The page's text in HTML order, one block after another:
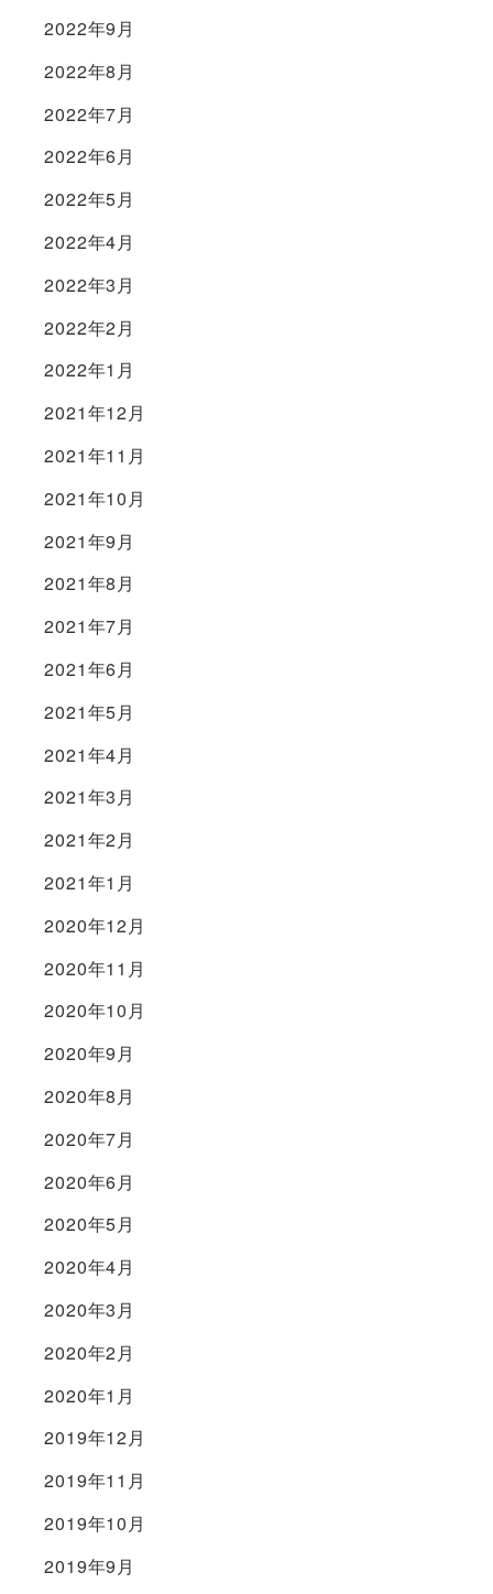
2022年9月
2022年8月
2022年7月
2022年6月
2022年5月
2022年4月
2022年3月
2022年2月
2022年1月
2021年12月
2021年11月
2021年10月
2021年9月
2021年8月
2021年7月
2021年6月
2021年5月
2021年4月
2021年3月
2021年2月
2021年1月
2020年12月
2020年11月
2020年10月
2020年9月
2020年8月
2020年7月
2020年6月
2020年5月
2020年4月
2020年3月
2020年2月
2020年1月
2019年12月
2019年11月
2019年10月
2019年9月